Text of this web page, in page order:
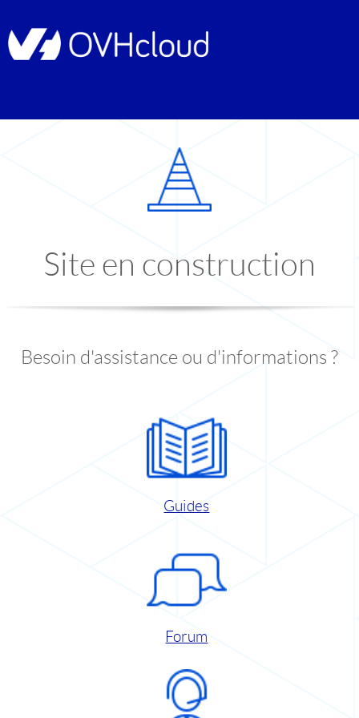
Site en construction
Besoin d'assistance ou d'informations ?
Guides
Forum